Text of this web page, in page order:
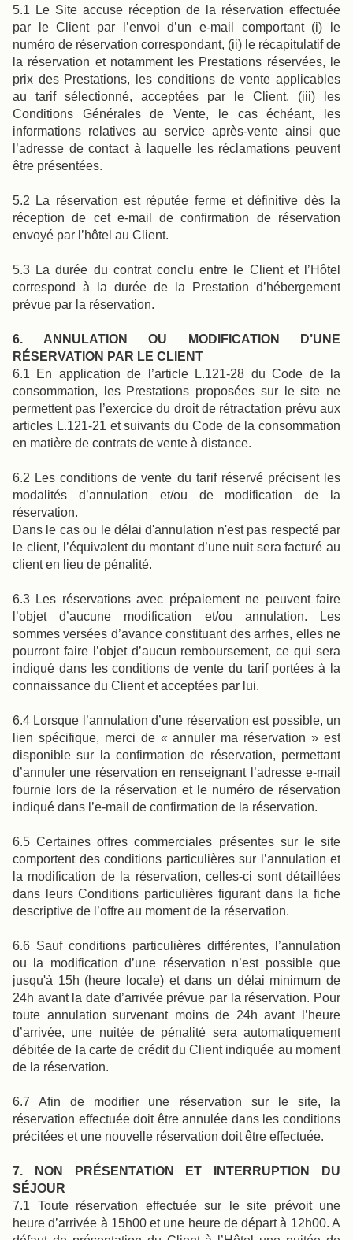
5.1 Le Site accuse réception de la réservation effectuée
par le Client par l’envoi d’un e-mail comportant (i) le
numéro de réservation correspondant, (ii) le récapitulatif de
la réservation et notamment les Prestations réservées, le
prix des Prestations, les conditions de vente applicables
au tarif sélectionné, acceptées par le Client, (iii) les
Conditions Générales de Vente, le cas échéant, les
informations relatives au service après-vente ainsi que
l’adresse de contact à laquelle les réclamations peuvent
être présentées.
5.2 La réservation est réputée ferme et définitive dès la
réception de cet e-mail de confirmation de réservation
envoyé par l’hôtel au Client.
5.3 La durée du contrat conclu entre le Client et l’Hôtel
correspond à la durée de la Prestation d’hébergement
prévue par la réservation.
6. ANNULATION OU MODIFICATION D’UNE
RÉSERVATION PAR LE CLIENT
6.1 En application de l’article L.121-28 du Code de la
consommation, les Prestations proposées sur le site ne
permettent pas l’exercice du droit de rétractation prévu aux
articles L.121-21 et suivants du Code de la consommation
en matière de contrats de vente à distance.
6.2 Les conditions de vente du tarif réservé précisent les
modalités d’annulation et/ou de modification de la
réservation.
Dans le cas ou le délai d'annulation n'est pas respecté par
le client, l’équivalent du montant d’une nuit sera facturé au
client en lieu de pénalité.
6.3 Les réservations avec prépaiement ne peuvent faire
l’objet d’aucune modification et/ou annulation. Les
sommes versées d’avance constituant des arrhes, elles ne
pourront faire l’objet d’aucun remboursement, ce qui sera
indiqué dans les conditions de vente du tarif portées à la
connaissance du Client et acceptées par lui.
6.4 Lorsque l’annulation d’une réservation est possible, un
lien spécifique, merci de « annuler ma réservation » est
disponible sur la confirmation de réservation, permettant
d’annuler une réservation en renseignant l’adresse e-mail
fournie lors de la réservation et le numéro de réservation
indiqué dans l’e-mail de confirmation de la réservation.
6.5 Certaines offres commerciales présentes sur le site
comportent des conditions particulières sur l’annulation et
la modification de la réservation, celles-ci sont détaillées
dans leurs Conditions particulières figurant dans la fiche
descriptive de l’offre au moment de la réservation.
6.6 Sauf conditions particulières différentes, l’annulation
ou la modification d’une réservation n’est possible que
jusqu'à 15h (heure locale) et dans un délai minimum de
24h avant la date d’arrivée prévue par la réservation. Pour
toute annulation survenant moins de 24h avant l’heure
d’arrivée, une nuitée de pénalité sera automatiquement
débitée de la carte de crédit du Client indiquée au moment
de la réservation.
6.7 Afin de modifier une réservation sur le site, la
réservation effectuée doit être annulée dans les conditions
précitées et une nouvelle réservation doit être effectuée.
7. NON PRÉSENTATION ET INTERRUPTION DU
SÉJOUR
7.1 Toute réservation effectuée sur le site prévoit une
heure d’arrivée à 15h00 et une heure de départ à 12h00. A